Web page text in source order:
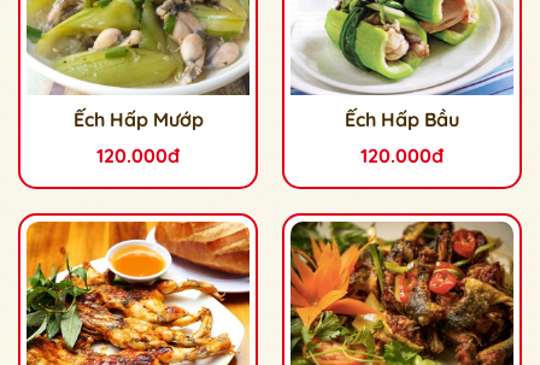
Ếch Hấp Mướp
120.000đ
Ếch Hấp Bầu
120.000đ